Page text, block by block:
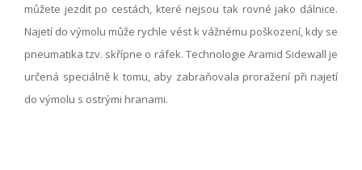
můžete jezdit po cestách, které nejsou tak rovné jako dálnice.
Najetí do výmolu může rychle vést k vážnému poškození, kdy se
pneumatika tzv. skřípne o ráfek. Technologie Aramid Sidewall je
určená speciálně k tomu, aby zabraňovala proražení při najetí
do výmolu s ostrými hranami.